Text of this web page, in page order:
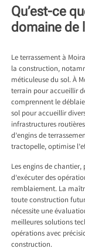
Qu’est-ce
domaine de
Leterrassement à
la construction,
méticuleuse du sol. À
terrain pour accueillir
comprennent le
sol pour accueillir
infrastructures
d’engins de
tractopelle, optimise
Les engins de
d’exécuter des
remblaiement. La
toute construction
nécessite une
meilleures solutions
opérations avec
construction.